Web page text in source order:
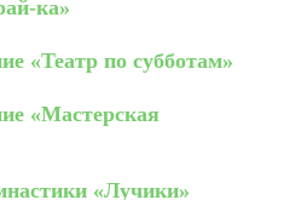
ка»
«Театр по субботам»
«Мастерская
«Лучики»